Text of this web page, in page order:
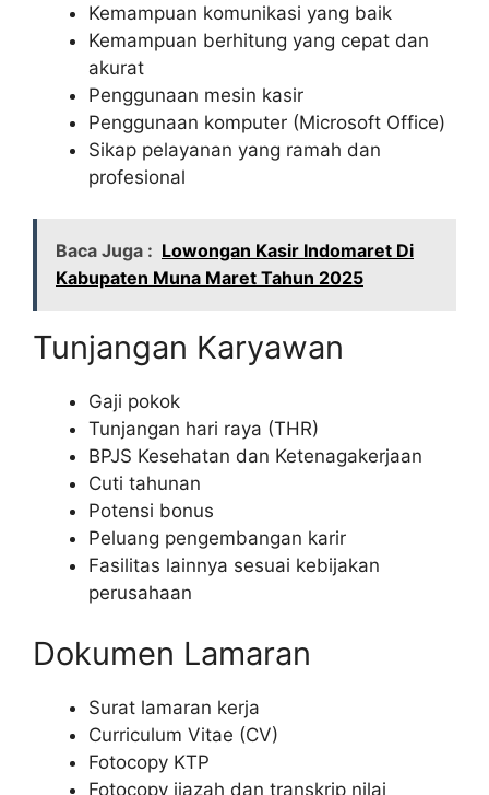
Kemampuan komunikasi yang baik
Kemampuan berhitung yang cepat dan
akurat
Penggunaan mesin kasir
Penggunaan komputer (Microsoft Office)
Sikap pelayanan yang ramah dan
profesional
Baca Juga : Lowongan Kasir Indomaret Di
Kabupaten Muna Maret Tahun 2025
Tunjangan Karyawan
Gaji pokok
Tunjangan hari raya (THR)
BPJS Kesehatan dan Ketenagakerjaan
Cuti tahunan
Potensi bonus
Peluang pengembangan karir
Fasilitas lainnya sesuai kebijakan
perusahaan
Dokumen Lamaran
Surat lamaran kerja
Curriculum Vitae (CV)
Fotocopy KTP
Fotocopy ijazah dan transkrip nilai